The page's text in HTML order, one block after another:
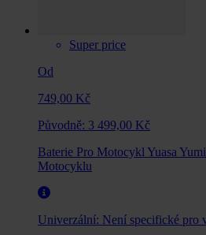
Super price
Od
749,00 Kč
Původně: 3 499,00 Kč
Baterie Pro Motocykl Yuasa
Motocyklu
Univerzální: Není specifické pro